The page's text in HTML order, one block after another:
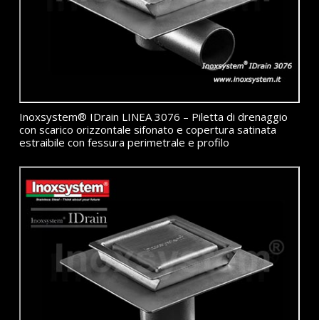
Inoxsystem® IDrain LINEA 3076 – Piletta di drenaggio
con scarico orizzontale sifonato e copertura satinata
estraibile con fessura perimetrale e profilo